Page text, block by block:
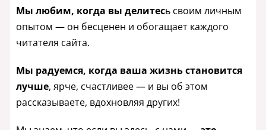
Мы любим, когда вы делитесь своим личным
опытом — он бесценен и обогащает каждого
читателя сайта.
Мы радуемся, когда ваша жизнь становится
лучше, ярче, счастливее — и вы об этом
рассказываете, вдохновляя других!